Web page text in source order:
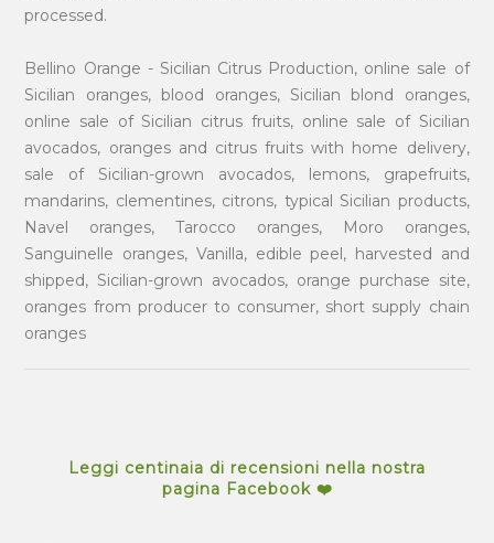
processed.
Bellino Orange - Sicilian Citrus Production, online sale of
Sicilian oranges, blood oranges, Sicilian blond oranges,
online sale of Sicilian citrus fruits, online sale of Sicilian
avocados, oranges and citrus fruits with home delivery,
sale of Sicilian-grown avocados, lemons, grapefruits,
mandarins, clementines, citrons, typical Sicilian products,
Navel oranges, Tarocco oranges, Moro oranges,
Sanguinelle oranges, Vanilla, edible peel, harvested and
shipped, Sicilian-grown avocados, orange purchase site,
oranges from producer to consumer, short supply chain
oranges
Leggi centinaia di recensioni nella nostra
pagina Facebook ❤️